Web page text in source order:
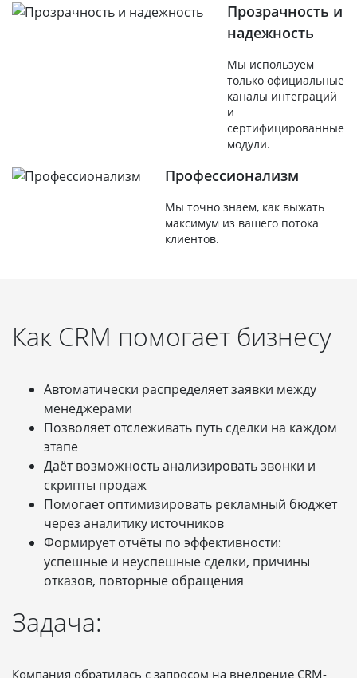
Прозрачность и
надежность
Мы используем
только официальные
каналы интеграций
и
сертифицированные
модули.
Профессионализм
Мы точно знаем, как выжать
максимум из вашего потока
клиентов.
Как CRM помогает бизнесу
Автоматически распределяет заявки между
менеджерами
Позволяет отслеживать путь сделки на каждом
этапе
Даёт возможность анализировать звонки и
скрипты продаж
Помогает оптимизировать рекламный бюджет
через аналитику источников
Формирует отчёты по эффективности:
успешные и неуспешные сделки, причины
отказов, повторные обращения
Задача:
Компания обратилась с запросом на внедрение CRM-